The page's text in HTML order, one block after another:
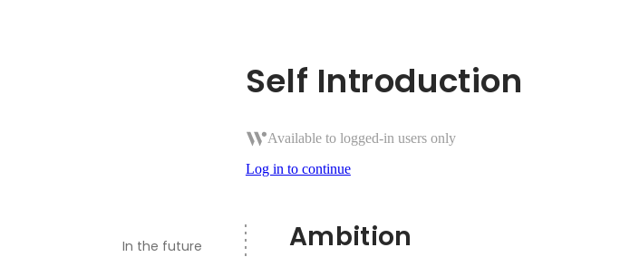
Self Introduction
Available to logged-in users only
Log in to continue
Ambition
In the future